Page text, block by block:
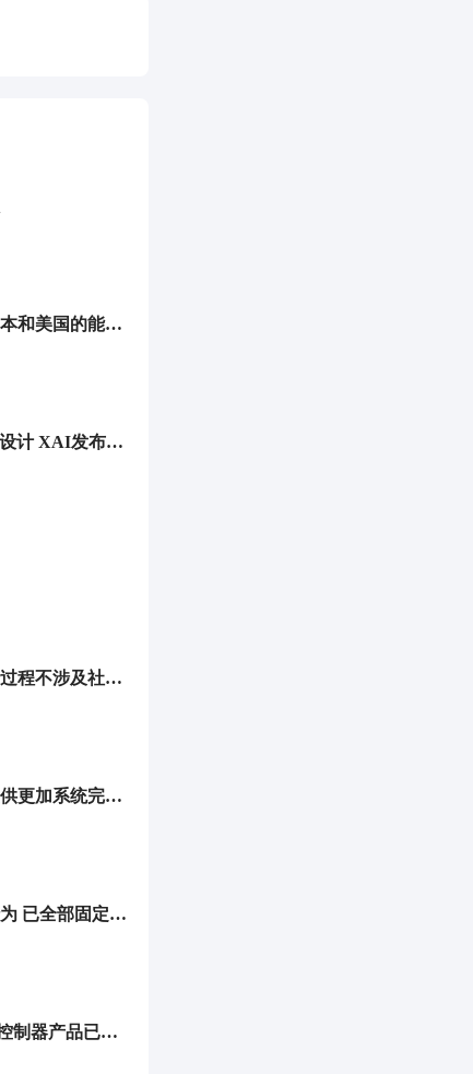
公用事业及环保产业行业研究：从供需两侧浅析日本和美国的能源转型
计算机行业周报：AKEANA推出新的RISC-V芯片设计 XAI发布GROK-2大模型
财政部：2024年到期续作的4000亿元特别国债发行过程不涉及社会投资者，个人投资者不能购买
国家移民管理局：将为高技术人才来华工作生活提供更加系统完备、便捷高效的移民管理政策支持
极氪法务部：近期出现大量针对极氪的网络暴力行为 已全部固定证据并报警
天准星智：天准基于NVIDIA Jetson构建的AI边缘控制器产品已全面覆盖Robotaxi等L4应用场景